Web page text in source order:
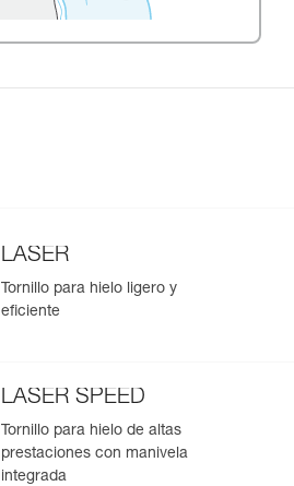
LASER
Tornillo para hielo ligero y
eficiente
LASER SPEED
Tornillo para hielo de altas
prestaciones con manivela
integrada